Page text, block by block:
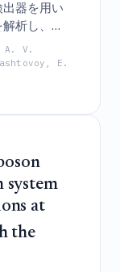
器を用い
析し、
互作用を介し
対して4.5
A. V.
E.
system
at
the